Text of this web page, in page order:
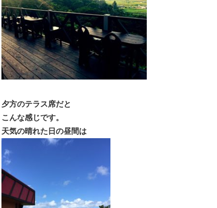
夕方のテラス席だと
こんな感じです。
天気の晴れた日の昼間は